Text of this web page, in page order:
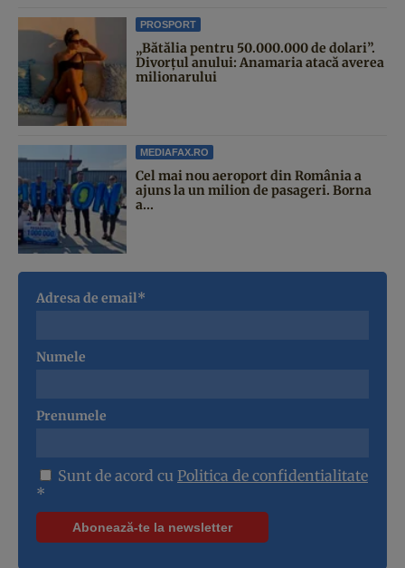
PROSPORT
„Bătălia pentru 50.000.000 de dolari”.
Divorțul anului: Anamaria atacă averea
milionarului
MEDIAFAX.RO
Cel mai nou aeroport din România a
ajuns la un milion de pasageri. Borna
a...
Adresa de email*
Numele
Prenumele
Sunt de acord cu Politica de confidentialitate
*